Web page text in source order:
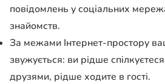
повідомлень у соціальних
знайомств.
За межами Інтернет-простору
звужується: ви рідше
друзями, рідше ходите в гості.